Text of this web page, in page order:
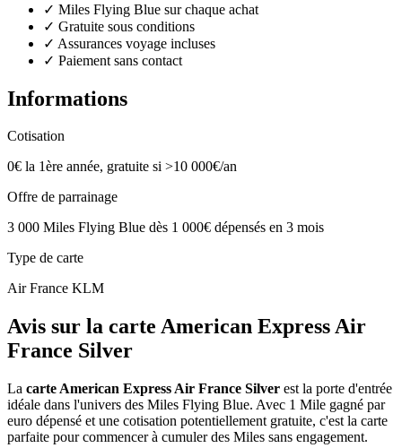
✓ Miles Flying Blue sur chaque achat
✓ Gratuite sous conditions
✓ Assurances voyage incluses
✓ Paiement sans contact
Informations
Cotisation
0€ la 1ère année, gratuite si >10 000€/an
Offre de parrainage
3 000 Miles Flying Blue dès 1 000€ dépensés en 3 mois
Type de carte
Air France KLM
Avis sur la carte American Express Air
France Silver
La carte American Express Air France Silver est la porte d'entrée
idéale dans l'univers des Miles Flying Blue. Avec 1 Mile gagné par
euro dépensé et une cotisation potentiellement gratuite, c'est la carte
parfaite pour commencer à cumuler des Miles sans engagement.